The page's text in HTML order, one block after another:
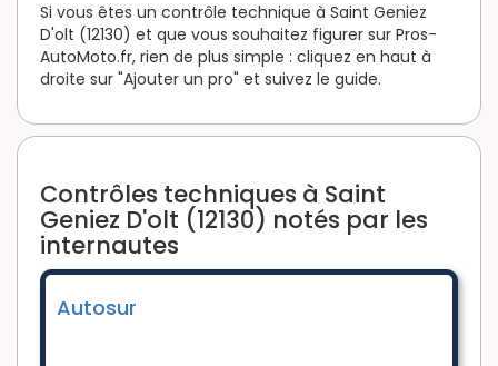
Si vous êtes un contrôle technique à Saint Geniez
D'olt (12130) et que vous souhaitez figurer sur Pros-
AutoMoto.fr, rien de plus simple : cliquez en haut à
droite sur "Ajouter un pro" et suivez le guide.
Contrôles techniques à Saint
Geniez D'olt (12130) notés par les
internautes
Autosur